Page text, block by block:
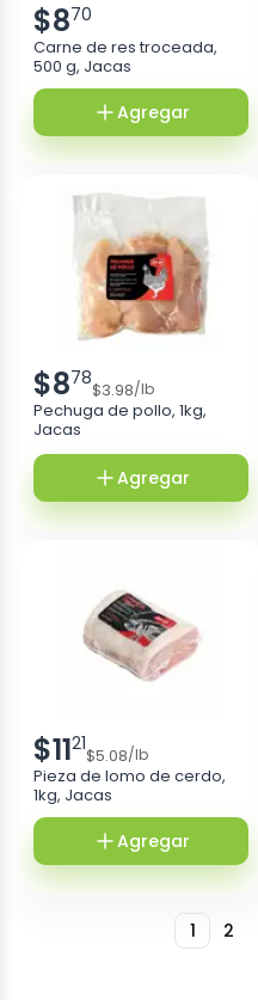
$870
Carne de res troceada,
500 g, Jacas
Agregar
$878$3.98/lb
Pechuga de pollo, 1kg,
Jacas
Agregar
$1121$5.08/lb
Pieza de lomo de cerdo,
1kg, Jacas
Agregar
1 2